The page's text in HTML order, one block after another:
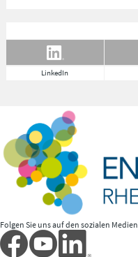
LinkedIn
Folgen Sie uns auf den sozialen Medien